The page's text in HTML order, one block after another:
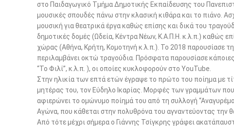
στο Παιδαγωγικό Τμήμα Δημοτικής Εκπαίδευσης του
μουσικές σπουδές πάνω στην κλασική κιθάρα και το πιάνο.
μουσική για θεατρικά έργα καθώς επίσης και δικά του
δημοτικές δομές (Ωδεία, Κέντρα Νέων, Κ.Α.Π.Η. κ.λ.π.) καθώς
χώρας (Αθήνα, Κρήτη, Κομοτηνή κ.λ.π.). Το 2018 παρουσίασε
περιλαμβάνει οκτώ τραγούδια. Πρόσφατα παρουσίασε
“Το Φιλί”, κ.λ.π. ), οι οποίες κυκλοφορούν στο YouTube.
Στην ηλικία των επτά ετών έγραψε το πρώτο του ποίημα με
μητέρας του, τον Εύδηλο Ικαρίας. Μορφές των γραμμάτων
αφιερώνει το ομώνυμο ποίημά του από τη συλλογή
Αγώνα, που κάθεται στην πολυθρόνα του αγναντεύοντας την
Από τότε μέχρι σήμερα ο Γιάννης Τσίγκρης γράφει